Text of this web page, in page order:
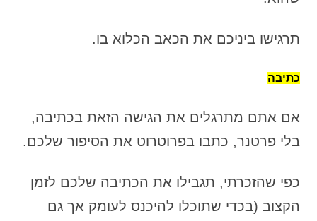
תרגישו ביניכם את הכאב הכלוא בו.
כתיבה
אם אתם מתרגלים את הגישה הזאת בכתיבה,
בלי פרטנר, כתבו בפרוטרוט את הסיפור שלכם.
כפי שהזכרתי, תגבילו את הכתיבה שלכם לזמן
הקצוב (בכדי שתוכלו להיכנס לעומק אך גם